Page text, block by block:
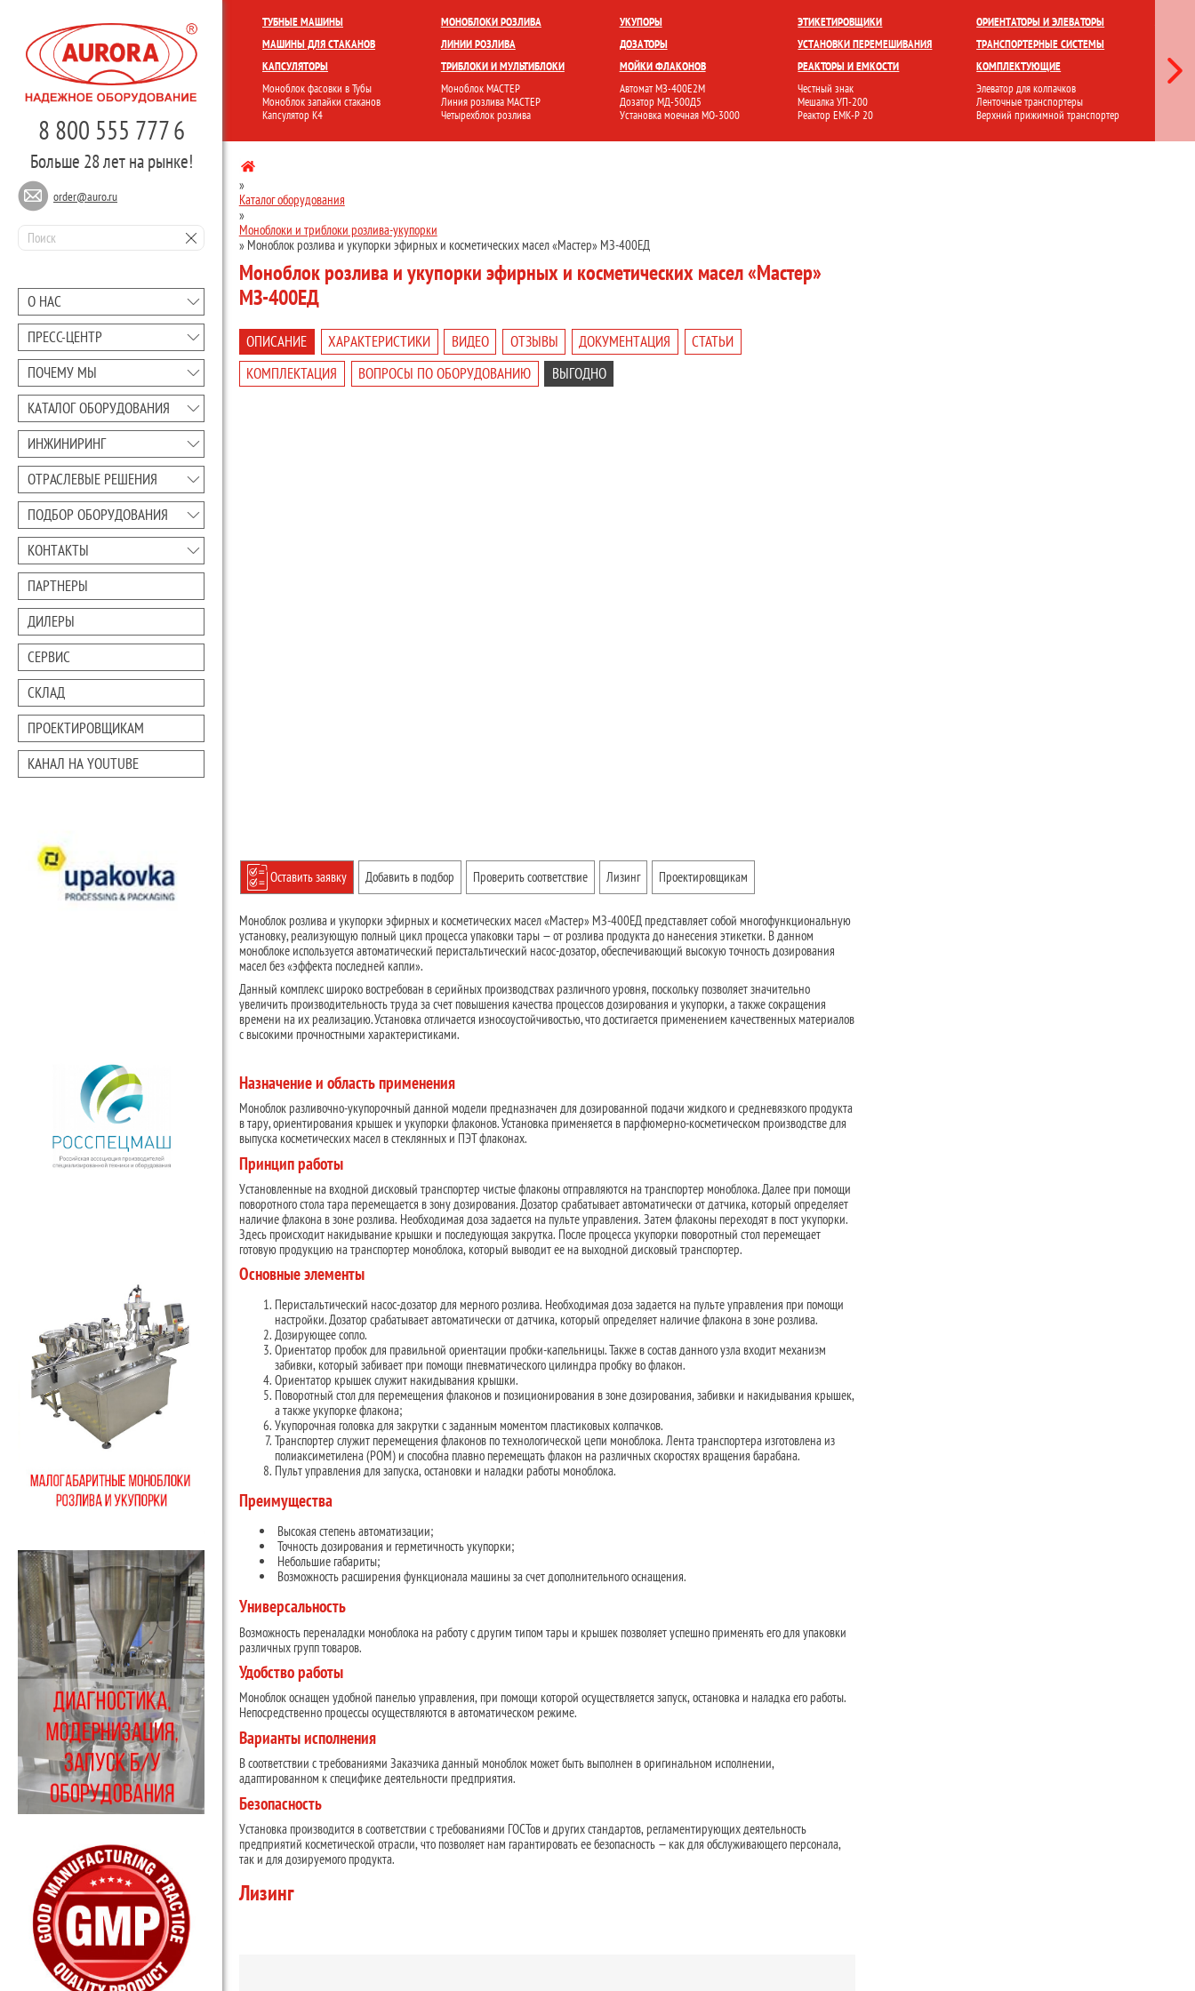
8 800 555 777 6
Больше 28 лет на рынке!
order@auro.ru
О НАС
ПРЕCC-ЦЕНТР
ПОЧЕМУ МЫ
КАТАЛОГ ОБОРУДОВАНИЯ
ИНЖИНИРИНГ
ОТРАСЛЕВЫЕ РЕШЕНИЯ
ПОДБОР ОБОРУДОВАНИЯ
КОНТАКТЫ
ПАРТНЕРЫ
ДИЛЕРЫ
СЕРВИС
СКЛАД
ПРОЕКТИРОВЩИКАМ
КАНАЛ НА YOUTUBE
ТУБНЫЕ МАШИНЫ
МАШИНЫ ДЛЯ СТАКАНОВ
КАПСУЛЯТОРЫ
Моноблок фасовки в Тубы
Моноблок запайки стаканов
Капсулятор К4
МОНОБЛОКИ РОЗЛИВА
ЛИНИИ РОЗЛИВА
ТРИБЛОКИ И МУЛЬТИБЛОКИ
Моноблок МАСТЕР
Линия розлива МАСТЕР
Четырехблок розлива
УКУПОРЫ
ДОЗАТОРЫ
МОЙКИ ФЛАКОНОВ
Автомат МЗ-400Е2М
Дозатор МД-500Д5
Установка моечная МО-3000
ЭТИКЕТИРОВЩИКИ
УСТАНОВКИ ПЕРЕМЕШИВАНИЯ
РЕАКТОРЫ И ЕМКОСТИ
Честный знак
Мешалка УП-200
Реактор ЕМК-Р 20
ОРИЕНТАТОРЫ И ЭЛЕВАТОРЫ
ТРАНСПОРТЕРНЫЕ СИСТЕМЫ
КОМПЛЕКТУЮЩИЕ
Элеватор для колпачков
Ленточные транспортеры
Верхний прижимной транспортер
КОМПЛЕКСНЫЕ ЛИНИИ УКУПОРКА РОЗЛИВ И ФАСОВКА МОЙКА ТАРЫ НАКЛЕЙКА ЭТИКЕТКИ ПРИГОТОВЛЕНИЕ И ХРАНЕНИЕ ПЕРЕМЕШИВАНИЕ
»
Каталог оборудования
»
Моноблоки и триблоки розлива-укупорки
» Моноблок розлива и укупорки эфирных и косметических масел «Мастер» МЗ-400ЕД
Моноблок розлива и укупорки эфирных и косметических масел «Мастер»
МЗ-400ЕД
ОПИСАНИЕ ХАРАКТЕРИСТИКИ ВИДЕО ОТЗЫВЫ ДОКУМЕНТАЦИЯ
СТАТЬИ
КОМПЛЕКТАЦИЯ
ВОПРОСЫ ПО ОБОРУДОВАНИЮ ВЫГОДНО
Оставить заявку Добавить в подбор Проверить соответствие Лизинг Проектировщикам
Моноблок розлива и укупорки эфирных и косметических масел «Мастер» МЗ-400ЕД представляет собой многофункциональную
установку, реализующую полный цикл процесса упаковки тары — от розлива продукта до нанесения этикетки. В данном
моноблоке используется автоматический перистальтический насос-дозатор, обеспечивающий высокую точность дозирования
масел без «эффекта последней капли».
Данный комплекс широко востребован в серийных производствах различного уровня, поскольку позволяет значительно
увеличить производительность труда за счет повышения качества процессов дозирования и укупорки, а также сокращения
времени на их реализацию. Установка отличается износоустойчивостью, что достигается применением качественных материалов
с высокими прочностными характеристиками.
Назначение и область применения
Моноблок разливочно-укупорочный данной модели предназначен для дозированной подачи жидкого и средневязкого продукта
в тару, ориентирования крышек и укупорки флаконов. Установка применяется в парфюмерно-косметическом производстве для
выпуска косметических масел в стеклянных и ПЭТ флаконах.
Принцип работы
Установленные на входной дисковый транспортер чистые флаконы отправляются на транспортер моноблока. Далее при помощи
поворотного стола тара перемещается в зону дозирования. Дозатор срабатывает автоматически от датчика, который определяет
наличие флакона в зоне розлива. Необходимая доза задается на пульте управления. Затем флаконы переходят в пост укупорки.
Здесь происходит накидывание крышки и последующая закрутка. После процесса укупорки поворотный стол перемещает
готовую продукцию на транспортер моноблока, который выводит ее на выходной дисковый транспортер.
Основные элементы
Перистальтический насос-дозатор для мерного розлива. Необходимая доза задается на пульте управления при помощи
настройки. Дозатор срабатывает автоматически от датчика, который определяет наличие флакона в зоне розлива.
Дозирующее сопло.
Ориентатор пробок для правильной ориентации пробки-капельницы. Также в состав данного узла входит механизм
забивки, который забивает при помощи пневматического цилиндра пробку во флакон.
Ориентатор крышек служит накидывания крышки.
Поворотный стол для перемещения флаконов и позиционирования в зоне дозирования, забивки и накидывания крышек,
а также укупорке флакона;
Укупорочная головка для закрутки с заданным моментом пластиковых колпачков.
Транспортер служит перемещения флаконов по технологической цепи моноблока. Лента транспортера изготовлена из
полиаксиметилена (РОМ) и способна плавно перемещать флакон на различных скоростях вращения барабана.
Пульт управления для запуска, остановки и наладки работы моноблока.
Преимущества
Высокая степень автоматизации;
Точность дозирования и герметичность укупорки;
Небольшие габариты;
Возможность расширения функционала машины за счет дополнительного оснащения.
Универсальность
Возможность переналадки моноблока на работу с другим типом тары и крышек позволяет успешно применять его для упаковки
различных групп товаров.
Удобство работы
Моноблок оснащен удобной панелью управления, при помощи которой осуществляется запуск, остановка и наладка его работы.
Непосредственно процессы осуществляются в автоматическом режиме.
Варианты исполнения
В соответствии с требованиями Заказчика данный моноблок может быть выполнен в оригинальном исполнении,
адаптированном к специфике деятельности предприятия.
Безопасность
Установка производится в соответствии с требованиями ГОСТов и других стандартов, регламентирующих деятельность
предприятий косметической отрасли, что позволяет нам гарантировать ее безопасность — как для обслуживающего персонала,
так и для дозируемого продукта.
Лизинг